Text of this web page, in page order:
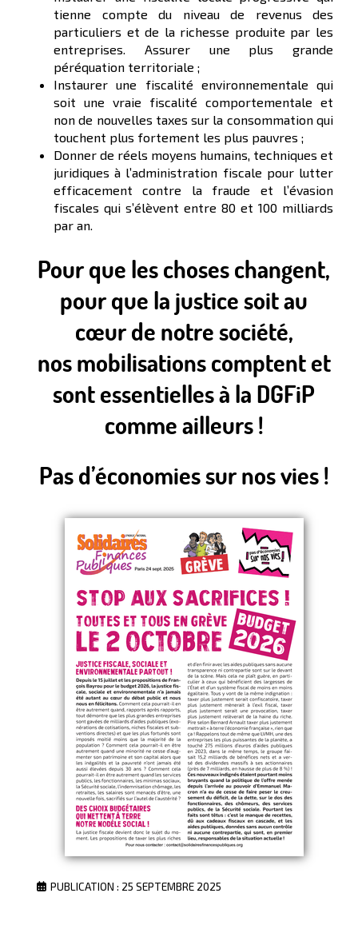
tienne compte du niveau de revenus des
particuliers et de la richesse produite par les
entreprises. Assurer une plus grande
péréquation territoriale ;
Instaurer une fiscalité environnementale qui
soit une vraie fiscalité comportementale et
non de nouvelles taxes sur la consommation qui
touchent plus fortement les plus pauvres ;
Donner de réels moyens humains, techniques et
juridiques à l’administration fiscale pour lutter
efficacement contre la fraude et l’évasion
fiscales qui s’élèvent entre 80 et 100 milliards
par an.
Pour que les choses changent,
pour que la justice soit au
cœur de notre société,
nos mobilisations comptent et
sont essentielles à la DGFiP
comme ailleurs !
Pas d’économies sur nos vies !
PUBLICATION : 25 SEPTEMBRE 2025